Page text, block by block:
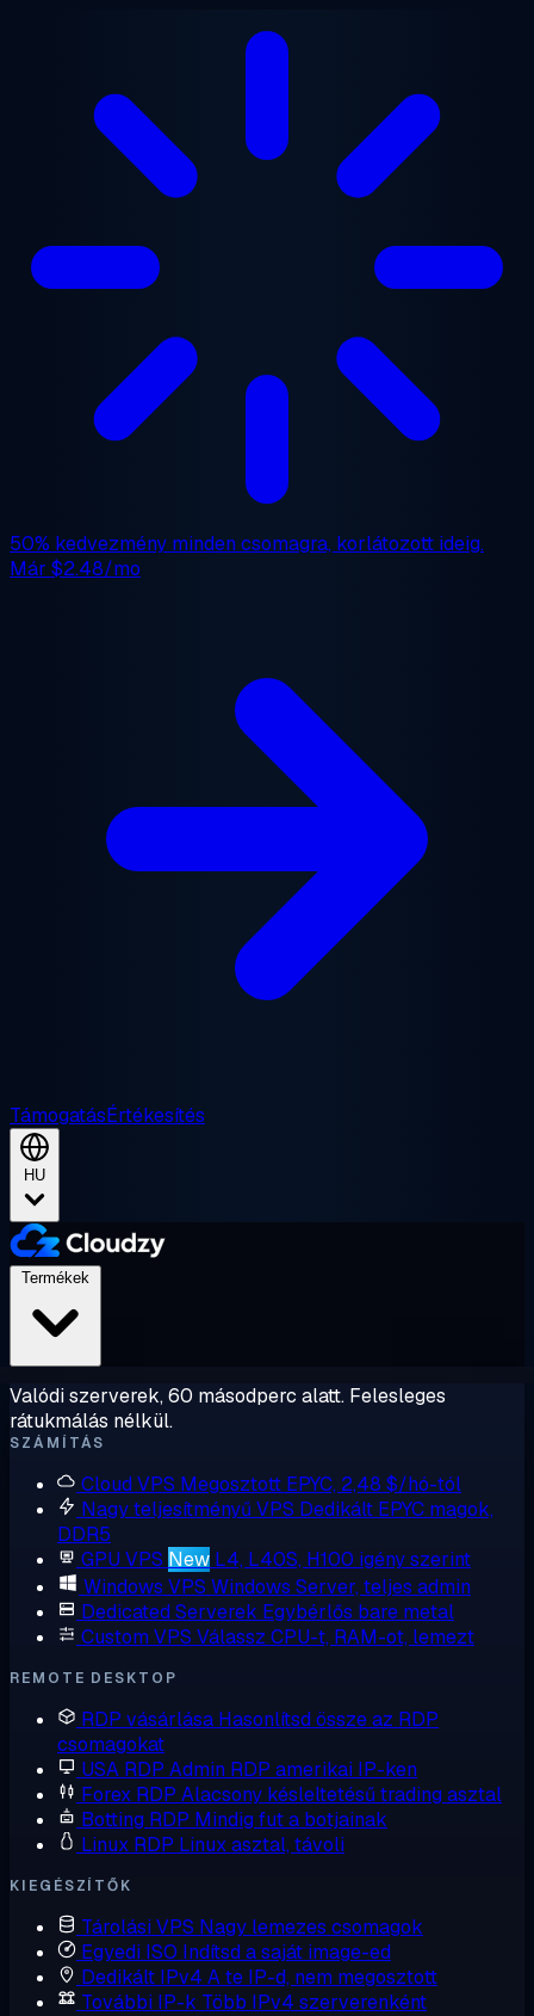
50% kedvezmény minden csomagra, korlátozott ideig.
Már $2.48/mo
TámogatásÉrtékesítés
HU
Valódi szerverek, 60 másodperc alatt. Felesleges
rátukmálás nélkül.
SZÁMÍTÁS
Cloud VPS Megosztott EPYC, 2,48 $/hó-tól
Nagy teljesítményű VPS Dedikált EPYC magok,
DDR5
GPU VPS New L4, L40S, H100 igény szerint
Windows VPS Windows Server, teljes admin
Dedicated Serverek Egybérlős bare metal
Custom VPS Válassz CPU-t, RAM-ot, lemezt
REMOTE DESKTOP
RDP vásárlása Hasonlítsd össze az RDP
csomagokat
USA RDP Admin RDP amerikai IP-ken
Forex RDP Alacsony késleltetésű trading asztal
Botting RDP Mindig fut a botjainak
Linux RDP Linux asztal, távoli
KIEGÉSZÍTŐK
Tárolási VPS Nagy lemezes csomagok
Egyedi ISO Indítsd a saját image-ed
Dedikált IPv4 A te IP-d, nem megosztott
További IP-k Több IPv4 szerverenként